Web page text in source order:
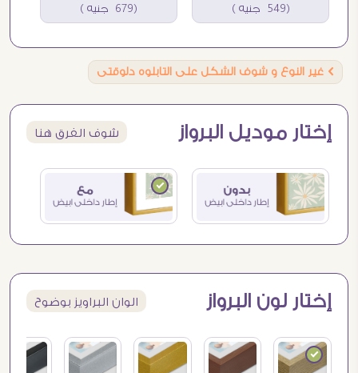
(549 جنيه ) (679 جنيه )
Ö غير النوع و شوف الشكل على التابلوه دلوقتى
إختار موديل البرواز شوف الفرق هنا
إختار لون البرواز الوان البراويز بوضوح